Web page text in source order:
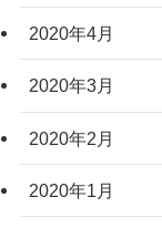
2020年4月
2020年3月
2020年2月
2020年1月